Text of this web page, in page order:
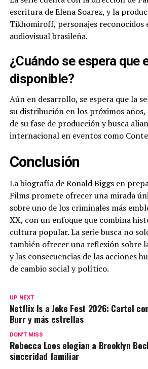
escritura de Elena Soarez, y la
Tikhomiroff, personajes reconocidos
audiovisual brasileña.
¿Cuándo se espera que
disponible?
Aún en desarrollo, se espera que la
su distribución en los próximos
de su fase de producción y busca
internacional en eventos como
Conclusión
La biografía de Ronald Biggs en
Films promete ofrecer una mirada
sobre uno de los criminales más
XX, con un enfoque que combina
cultura popular. La serie busca no
también ofrecer una reflexión sobre
y las consecuencias de las acciones
de cambio social y político.
UP NEXT
Netflix Is a Joke Fest 2026: Cartel
Burr y más estrellas
DON'T MISS
Rebecca Loos elogian a Brooklyn
sinceridad familiar